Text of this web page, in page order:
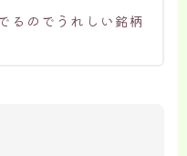
るのでうれしい銘柄